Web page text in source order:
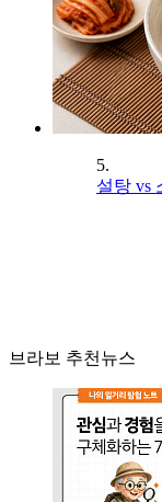
5.
설탕 vs
브라보 추천뉴스